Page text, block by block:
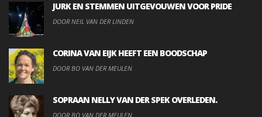
JURK EN STEMMEN UITGEVOUWEN VOOR PRIDE
DOOR NEIL VAN DER LINDEN
CORINA VAN EIJK HEEFT EEN BOODSCHAP
DOOR BO VAN DER MEULEN
SOPRAAN NELLY VAN DER SPEK OVERLEDEN.
DOOR BO VAN DER MEULEN